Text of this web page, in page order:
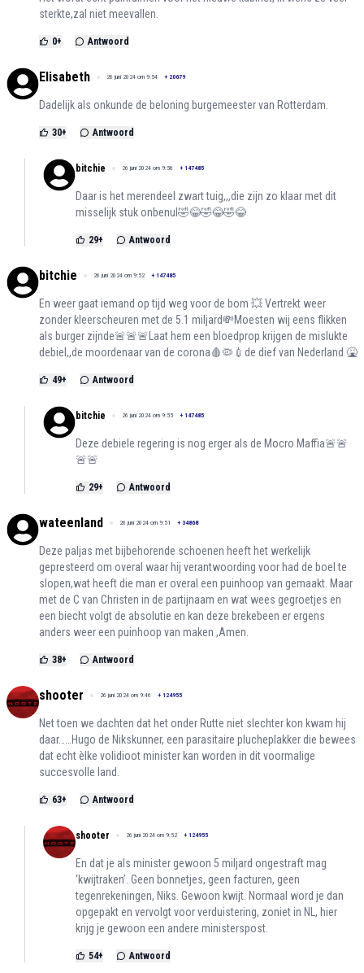
sterkte,zal niet meevallen.
0+ Antwoord
Elisabeth 26 juni 2024 om 9:54 + 20679
Dadelijk als onkunde de beloning burgemeester van Rotterdam.
30+ Antwoord
bitchie 26 juni 2024 om 9:56 + 147485
Daar is het merendeel zwart tuig,,,die zijn zo klaar met dit
misselijk stuk onbenul🤣😂🤣😂🤣😂
29+ Antwoord
bitchie 26 juni 2024 om 9:52 + 147485
En weer gaat iemand op tijd weg voor de bom 💥 Vertrekt weer
zonder kleerscheuren met de 5.1 miljard💸Moesten wij eens flikken
als burger zijnde🚨🚨🚨Laat hem een bloedprop krijgen de mislukte
debiel,,de moordenaar van de corona🩸🦠💉de dief van Nederland 🤮
49+ Antwoord
bitchie 26 juni 2024 om 9:55 + 147485
Deze debiele regering is nog erger als de Mocro Maffia🚨🚨
🚨🚨
29+ Antwoord
wateenland 26 juni 2024 om 9:51 + 34868
Deze paljas met bijbehorende schoenen heeft het werkelijk
gepresteerd om overal waar hij verantwoording voor had de boel te
slopen,wat heeft die man er overal een puinhoop van gemaakt. Maar
met de C van Christen in de partijnaam en wat wees gegroetjes en
een biecht volgt de absolutie en kan deze brekebeen er ergens
anders weer een puinhoop van maken ,Amen.
38+ Antwoord
shooter 26 juni 2024 om 9:46 + 124955
Net toen we dachten dat het onder Rutte niet slechter kon kwam hij
daar……Hugo de Nikskunner, een parasitaire plucheplakker die bewees
dat echt èlke volidioot minister kan worden in dit voormalige
succesvolle land.
63+ Antwoord
shooter 26 juni 2024 om 9:52 + 124955
En dat je als minister gewoon 5 miljard ongestraft mag
‘kwijtraken’. Geen bonnetjes, geen facturen, geen
tegenrekeningen, Niks. Gewoon kwijt. Normaal word je dan
opgepakt en vervolgt voor verduistering, zoniet in NL, hier
krijg je gewoon een andere ministerspost.
54+ Antwoord